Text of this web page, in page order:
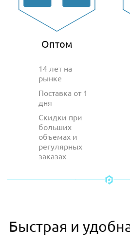
Оптом
14 лет на
рынке
Поставка от 1
дня
Скидки при
больших
объемах и
регулярных
заказах
Быстрая и